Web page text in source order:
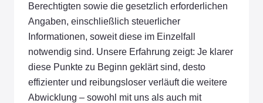
Berechtigten sowie die gesetzlich erforderlichen
Angaben, einschließlich steuerlicher
Informationen, soweit diese im Einzelfall
notwendig sind. Unsere Erfahrung zeigt: Je klarer
diese Punkte zu Beginn geklärt sind, desto
effizienter und reibungsloser verläuft die weitere
Abwicklung – sowohl mit uns als auch mit